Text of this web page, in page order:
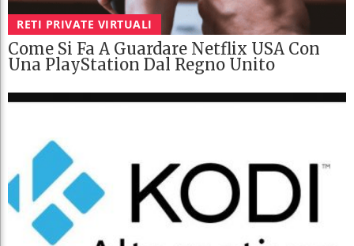
RETI PRIVATE VIRTUALI
Come Si Fa A Guardare Netflix USA Con
Una PlayStation Dal Regno Unito